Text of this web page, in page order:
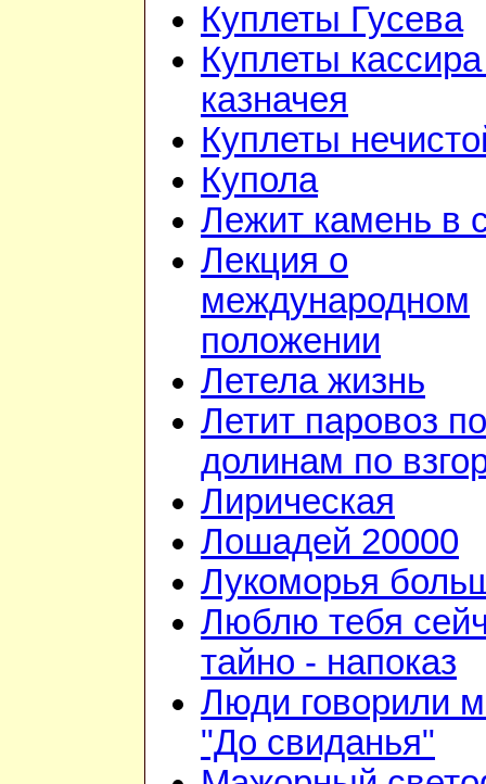
Куплеты Гусева
Куплеты
казначея
Куплеты
Купола
Лежит камень в
Лекция о
международном
положении
Летела жизнь
Летит паровоз по
долинам по
Лирическая
Лошадей 20000
Лукоморья
Люблю тебя
тайно - напоказ
Люди говорили
"До свиданья"